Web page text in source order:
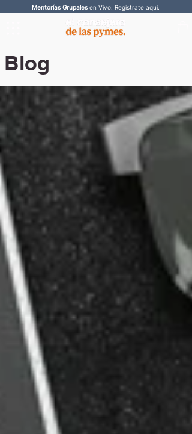
Mentorías Grupales en Vivo: Registrate aqui.
Blog